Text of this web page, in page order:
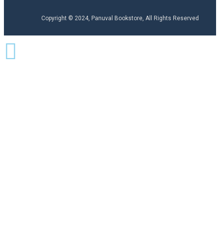
Copyright © 2024, Panuval Bookstore, All Rights Reserved